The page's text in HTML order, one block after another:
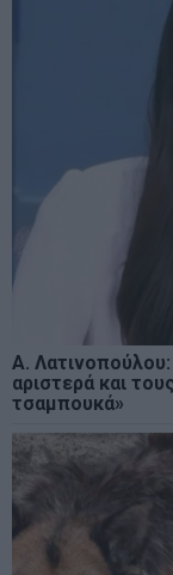
Α.
αριστερά και
τσαμπουκά»